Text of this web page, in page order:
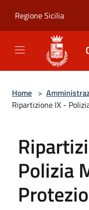
Regione Sicilia
Home >
Ripartizione IX -
Polizia